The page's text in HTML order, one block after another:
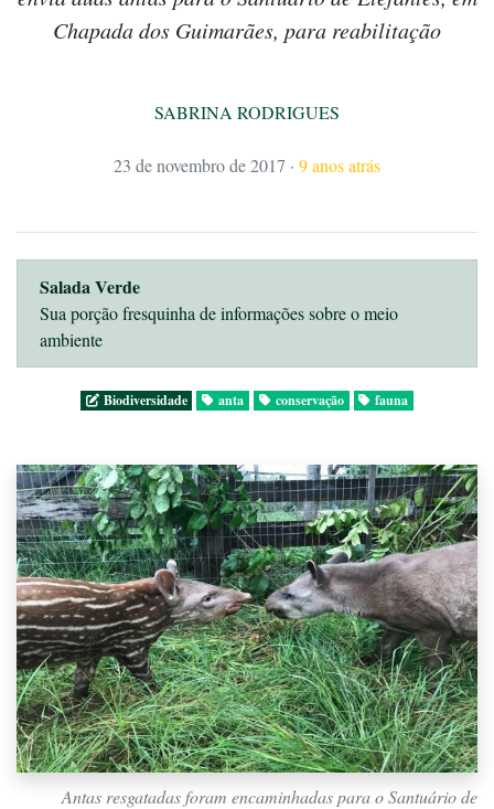
Chapada dos Guimarães, para reabilitação
SABRINA RODRIGUES
23 de novembro de 2017 · 9 anos atrás
Salada Verde
Sua porção fresquinha de informações sobre o meio
ambiente
Biodiversidade anta conservação fauna
Antas resgatadas foram encaminhadas para o Santuário de